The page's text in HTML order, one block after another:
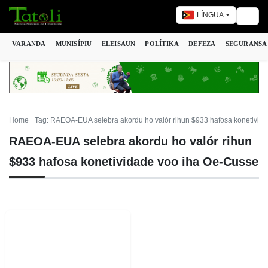
LÍNGUA
VARANDA MUNISÍPIU ELEISAUN POLÍTIKA DEFEZA SEGURANSA
Home Tag: RAEOA-EUA selebra akordu ho valór rihun $933 hafosa
RAEOA-EUA selebra akordu ho valór rihun
$933 hafosa konetividade voo iha Oe-Cusse